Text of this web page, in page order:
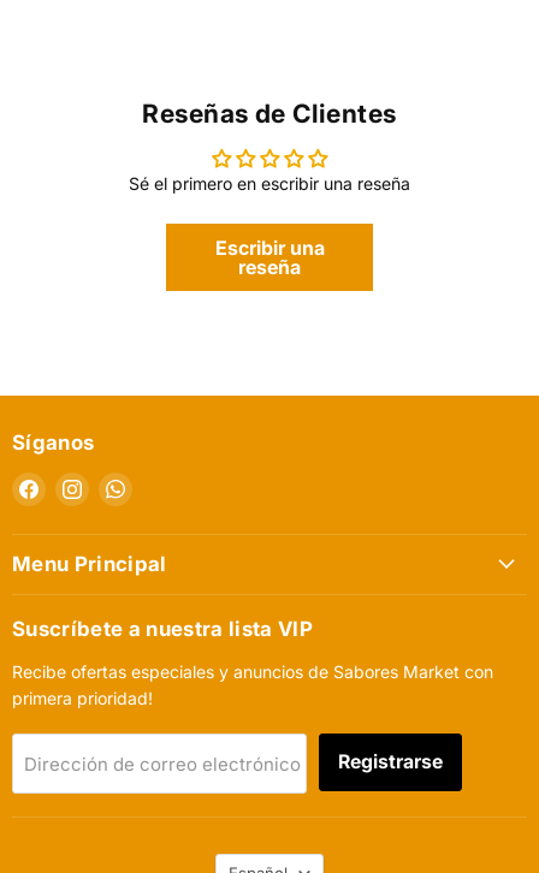
Reseñas de Clientes
Sé el primero en escribir una reseña
Escribir una
reseña
Síganos
Encuéntrenos
en
Facebook
Encuéntrenos
en
Instagram
Encuéntrenos
WhatsApp
Menu Principal
Suscríbete a nuestra lista VIP
Recibe ofertas especiales y anuncios de Sabores Market con
primera prioridad!
Dirección de correo electrónico Registrarse